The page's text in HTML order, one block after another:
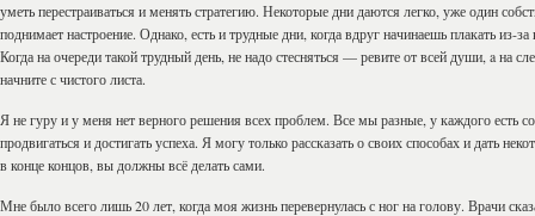
уметь перестраиваться и менять стратегию. Некоторые дни даются легко, уже один
поднимает настроение. Однако, есть и трудные дни, когда вдруг начинаешь плакать из-за
Когда на очереди такой трудный день, не надо стесняться — ревите от всей души, a на
начните с чистого листа.
Я не гуру и у меня нет верного решения всех проблем. Все мы разные, у каждого есть
продвигаться и достигать успеха. Я могу только рассказать о своих способах и дать
в конце концов, вы должны всё делать сами.
Мне было всего лишь 20 лет, когда моя жизнь перевернулась с ног на голову. Врачи